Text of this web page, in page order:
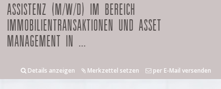
ASSISTENZ (M/W/D) IM BEREICH
IMMOBILIENTRANSAKTIONEN UND ASSET
MANAGEMENT IN ...
Details anzeigen Merkzettel setzen per E-Mail versenden